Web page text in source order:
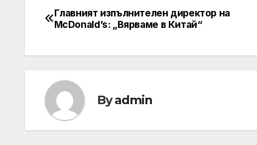
Post
Главният изпълнителен директор на
McDonald’s: „Вярваме в Китай“
Byadmin